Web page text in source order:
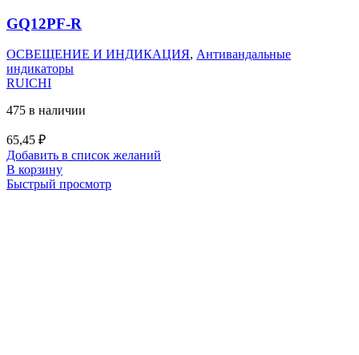
GQ12PF-R
ОСВЕЩЕНИЕ И ИНДИКАЦИЯ, Антивандальные
индикаторы
RUICHI
475 в наличии
65,45 ₽
Добавить в список желаний
В корзину
Быстрый просмотр